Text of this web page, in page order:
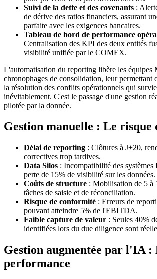
Suivi de la dette et des covenants :
de dérive des ratios financiers, assurant
parfaite avec les exigences bancaires.
Tableau de bord de performance
Centralisation des KPI des deux entités
visibilité unifiée par le COMEX.
L'automatisation du reporting libère les équipes
chronophages de consolidation, leur permettant
la résolution des conflits opérationnels qui
inévitablement. C'est le passage d'une gestion
pilotée par la donnée.
Gestion manuelle : Le risque
Délai de reporting : Clôtures à J+20,
correctives trop tardives.
Data Silos : Incompatibilité des systèmes
perte de 15% de visibilité sur les données.
Coûts de structure : Mobilisation de 5 à
tâches de saisie et de réconciliation.
Risque de conformité : Erreurs de
pouvant atteindre 5% de l'EBITDA.
Faible capture de valeur : Seules 40%
identifiées lors du due diligence sont
Gestion augmentée par l'IA :
performance